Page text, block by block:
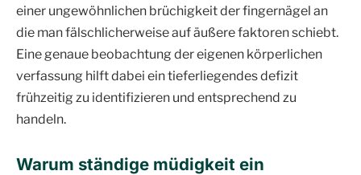
einer ungewöhnlichen brüchigkeit der fingernägel an
die man fälschlicherweise auf äußere faktoren schiebt.
Eine genaue beobachtung der eigenen körperlichen
verfassung hilft dabei ein tieferliegendes defizit
frühzeitig zu identifizieren und entsprechend zu
handeln.
Warum ständige müdigkeit ein